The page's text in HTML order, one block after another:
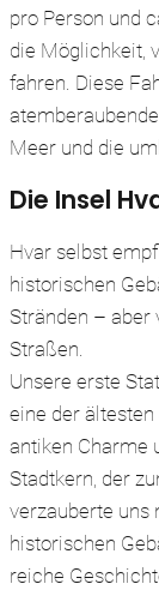
pro Person und
die Möglichkeit,
fahren. Diese
Meer und die
Die Insel
Hvar selbst
historischen
Stränden – aber
Straßen.
Unsere erste
eine der
antiken Charme
Stadtkern, der
verzauberte uns
historischen
reiche